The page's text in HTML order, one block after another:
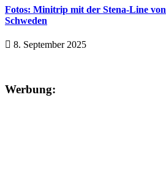
Fotos: Minitrip mit der Stena-Line
Schweden
8. September 2025
Werbung: